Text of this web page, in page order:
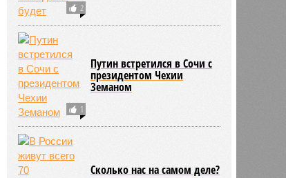
2
1
Путин встретился в Сочи с
президентом Чехии
Земаном
Сколько нас на самом деле?